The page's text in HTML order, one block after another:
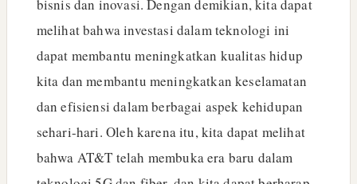
bisnis dan inovasi. Dengan demikian, kita dapat
melihat bahwa investasi dalam teknologi ini
dapat membantu meningkatkan kualitas hidup
kita dan membantu meningkatkan keselamatan
dan efisiensi dalam berbagai aspek kehidupan
sehari-hari. Oleh karena itu, kita dapat melihat
bahwa AT&T telah membuka era baru dalam